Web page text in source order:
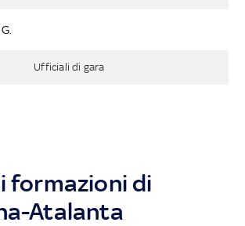
Ufficiali di gara
formazioni di
Atalanta